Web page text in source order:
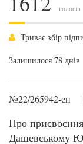
голосів
Триває збір
Залишилося 78 днів
№22/265942-еп |
Про
Дашевському